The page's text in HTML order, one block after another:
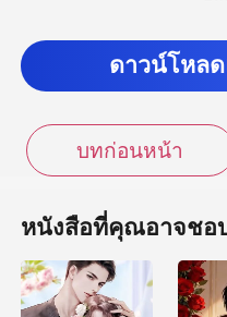
ดาวน์โหล
บทก่อนหน้า
หนังสือที่คุณอาจชอ